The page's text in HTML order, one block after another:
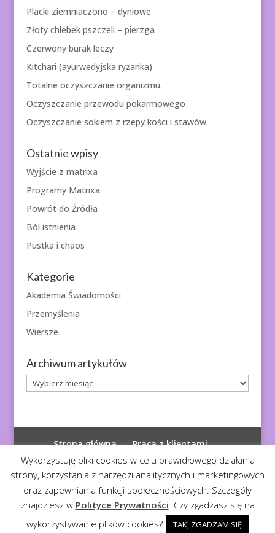
Placki ziemniaczono – dyniowe
Złoty chlebek pszczeli – pierzga
Czerwony burak leczy
Kitchari (ayurwedyjska ryżanka)
Totalne oczyszczanie organizmu.
Oczyszczanie przewodu pokarmowego
Oczyszczanie sokiem z rzepy kości i stawów
Ostatnie wpisy
Wyjście z matrixa
Programy Matrixa
Powrót do Źródła
Ból istnienia
Pustka i chaos
Kategorie
Akademia Świadomości
Przemyślenia
Wiersze
Archiwum artykułów
Archiwum
artykułów
Strona główna
Praca z klientami
Polityka prywatności
© 2026 Diagnoza Duszy| Kopiowanie zabronione
Realizacja:Serwis4U - Narzędzia dla eMarketera
Wykorzystuję pliki cookies w celu prawidłowego działania
strony, korzystania z narzędzi analitycznych i marketingowych
oraz zapewniania funkcji społecznościowych. Szczegóły
znajdziesz w Polityce Prywatności. Czy zgadzasz się na
wykorzystywanie plików cookies?
TAK, ZGADZAM SIĘ